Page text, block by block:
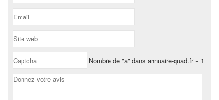
Nombre de "a" dans annuaire-quad.fr + 1